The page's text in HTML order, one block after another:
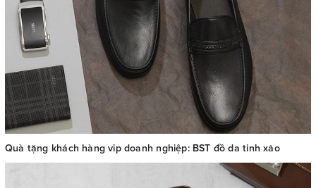
Quà tặng khách hàng vip doanh nghiệp: BST đồ da tinh xảo